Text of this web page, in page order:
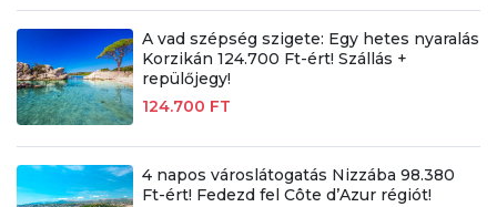
A vad szépség szigete: Egy hetes nyaralás
Korzikán 124.700 Ft-ért! Szállás +
repülőjegy!
124.700 FT
4 napos városlátogatás Nizzába 98.380
Ft-ért! Fedezd fel Côte d’Azur régiót!